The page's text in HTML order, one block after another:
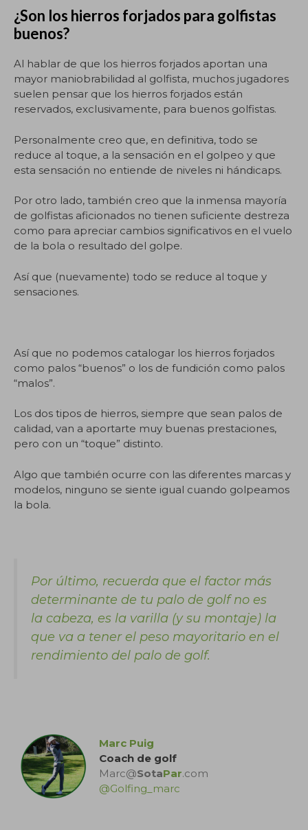
¿Son los hierros forjados para golfistas
buenos?
Al hablar de que los hierros forjados aportan una
mayor maniobrabilidad al golfista, muchos jugadores
suelen pensar que los hierros forjados están
reservados, exclusivamente, para buenos golfistas.
Personalmente creo que, en definitiva, todo se
reduce al toque, a la sensación en el golpeo y que
esta sensación no entiende de niveles ni hándicaps.
Por otro lado, también creo que la inmensa mayoría
de golfistas aficionados no tienen suficiente destreza
como para apreciar cambios significativos en el vuelo
de la bola o resultado del golpe.
Así que (nuevamente) todo se reduce al toque y
sensaciones.
Así que no podemos catalogar los hierros forjados
como palos “buenos” o los de fundición como palos
“malos”.
Los dos tipos de hierros, siempre que sean palos de
calidad, van a aportarte muy buenas prestaciones,
pero con un “toque” distinto.
Algo que también ocurre con las diferentes marcas y
modelos, ninguno se siente igual cuando golpeamos
la bola.
Por último, recuerda que el factor más
determinante de tu palo de golf no es
la cabeza, es la varilla (y su montaje) la
que va a tener el peso mayoritario en el
rendimiento del palo de golf.
Marc Puig
Coach de golf
Marc@SotaPar.com
@Golfing_marc